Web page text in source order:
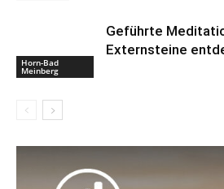
Horn-Bad
Meinberg
Geführte
Externsteine